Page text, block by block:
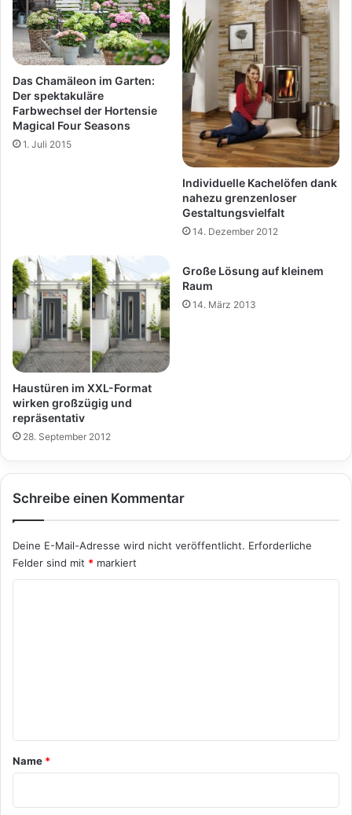
Das Chamäleon im Garten:
Der spektakuläre
Farbwechsel der Hortensie
Magical Four Seasons
1. Juli 2015
Individuelle Kachelöfen dank
nahezu grenzenloser
Gestaltungsvielfalt
14. Dezember 2012
Haustüren im XXL-Format
wirken großzügig und
repräsentativ
28. September 2012
Große Lösung auf kleinem
Raum
14. März 2013
Schreibe einen Kommentar
Deine E-Mail-Adresse wird nicht veröffentlicht. Erforderliche
Felder sind mit * markiert
a
*
Name *